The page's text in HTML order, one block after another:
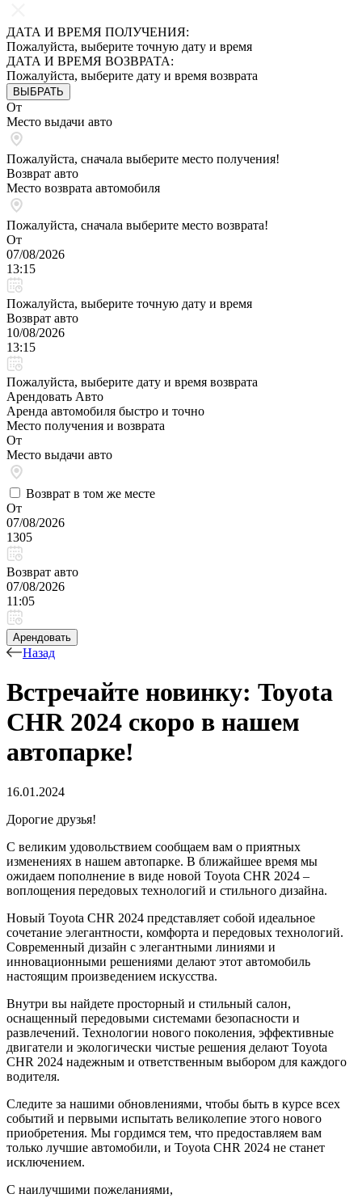
ДАТА И ВРЕМЯ ПОЛУЧЕНИЯ:
Пожалуйста, выберите точную дату и время
ДАТА И ВРЕМЯ ВОЗВРАТА:
Пожалуйста, выберите дату и время возврата
ВЫБРАТЬ
От
Место выдачи авто
Пожалуйста, сначала выберите место получения!
Возврат авто
Место возврата автомобиля
Пожалуйста, сначала выберите место возврата!
От
07/08/2026
13:15
Пожалуйста, выберите точную дату и время
Возврат авто
10/08/2026
13:15
Пожалуйста, выберите дату и время возврата
Арендовать Авто
Аренда автомобиля быстро и точно
Место получения и возврата
От
Место выдачи авто
Возврат в том же месте
От
07/08/2026
1305
Возврат авто
07/08/2026
11:05
Арендовать
Назад
Встречайте новинку: Toyota
CHR 2024 скоро в нашем
автопарке!
16.01.2024
Дорогие друзья!
С великим удовольствием сообщаем вам о приятных
изменениях в нашем автопарке. В ближайшее время мы
ожидаем пополнение в виде новой Toyota CHR 2024 –
воплощения передовых технологий и стильного дизайна.
Новый Toyota CHR 2024 представляет собой идеальное
сочетание элегантности, комфорта и передовых технологий.
Современный дизайн с элегантными линиями и
инновационными решениями делают этот автомобиль
настоящим произведением искусства.
Внутри вы найдете просторный и стильный салон,
оснащенный передовыми системами безопасности и
развлечений. Технологии нового поколения, эффективные
двигатели и экологически чистые решения делают Toyota
CHR 2024 надежным и ответственным выбором для каждого
водителя.
Следите за нашими обновлениями, чтобы быть в курсе всех
событий и первыми испытать великолепие этого нового
приобретения. Мы гордимся тем, что предоставляем вам
только лучшие автомобили, и Toyota CHR 2024 не станет
исключением.
С наилучшими пожеланиями,